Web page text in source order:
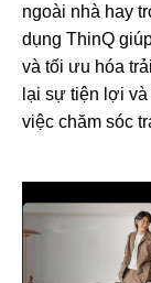
ngoài nhà hay
dụng ThinQ
và tối ưu hóa
lại sự tiện lợi
việc chăm sóc